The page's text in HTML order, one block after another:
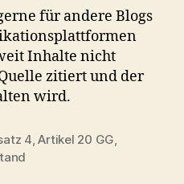
für andere Blogs
Inhalte nicht
zitiert und der
wird.
4,Artikel 20 GG,